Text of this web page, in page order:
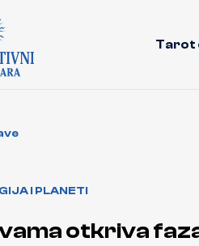
Tarot
I PLANETI
otkriva